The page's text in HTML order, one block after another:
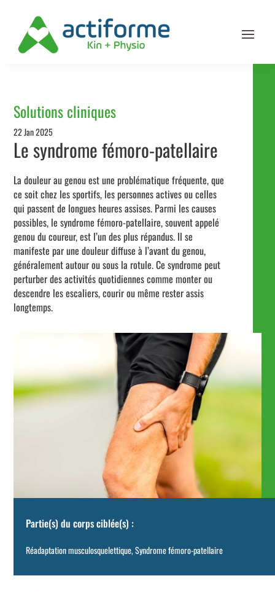
Solutions cliniques
22 Jan 2025
Le syndrome fémoro-patellaire
La douleur au genou est une problématique fréquente, que
ce soit chez les sportifs, les personnes actives ou celles
qui passent de longues heures assises. Parmi les causes
possibles, le syndrome fémoro-patellaire, souvent appelé
genou du coureur, est l’un des plus répandus. Il se
manifeste par une douleur diffuse à l’avant du genou,
généralement autour ou sous la rotule. Ce syndrome peut
perturber des activités quotidiennes comme monter ou
descendre les escaliers, courir ou même rester assis
longtemps.
Partie(s) du corps ciblée(s) :
Réadaptation musculosquelettique,Syndrome fémoro-patellaire